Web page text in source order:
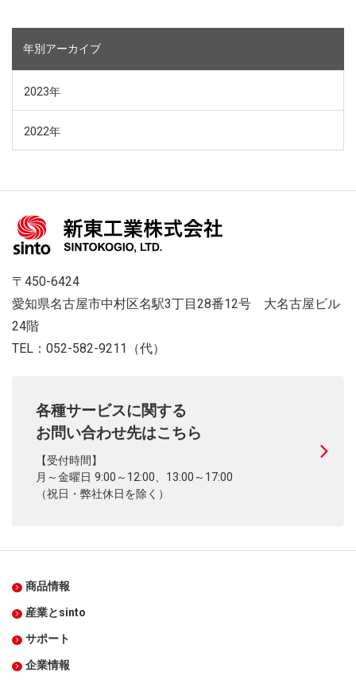
年別アーカイブ
2023年
2022年
〒450-6424
愛知県名古屋市中村区名駅3丁目28番12号 大名古屋ビル
24階
TEL：052-582-9211（代）
各種サービスに関する
お問い合わせ先はこちら
【受付時間】
月～金曜日 9:00～12:00、13:00～17:00
（祝日・弊社休日を除く）
商品情報
産業とsinto
サポート
企業情報